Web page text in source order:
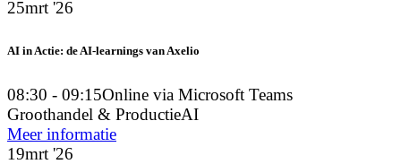
25mrt '26
AI in Actie: de AI-learnings van Axelio
08:30 - 09:15Online via Microsoft Teams
Groothandel & ProductieAI
Meer informatie
19mrt '26